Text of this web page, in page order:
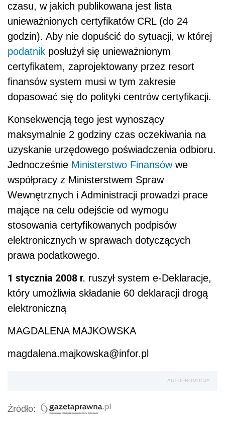
czasu, w jakich publikowana jest lista
unieważnionych certyfikatów CRL (do 24
godzin). Aby nie dopuścić do sytuacji, w której
podatnik posłużył się unieważnionym
certyfikatem, zaprojektowany przez resort
finansów system musi w tym zakresie
dopasować się do polityki centrów certyfikacji.
Konsekwencją tego jest wynoszący
maksymalnie 2 godziny czas oczekiwania na
uzyskanie urzędowego poświadczenia odbioru.
Jednocześnie Ministerstwo Finansówwe
współpracy z Ministerstwem Spraw
Wewnętrznych i Administracji prowadzi prace
mające na celu odejście od wymogu
stosowania certyfikowanych podpisów
elektronicznych w sprawach dotyczących
prawa podatkowego.
1 stycznia 2008 r. ruszył system e-Deklaracje,
który umożliwia składanie 60 deklaracji drogą
elektroniczną
MAGDALENA MAJKOWSKA
magdalena.majkowska@infor.pl
AUTOPROMOCJA
Źródło: